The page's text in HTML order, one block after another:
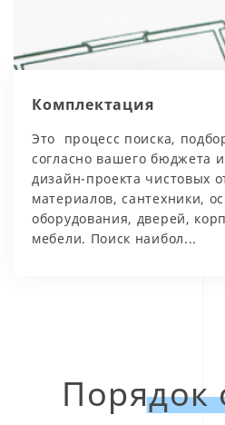
Комплектация
Это процесс поиска,
согласно вашего бюджета
дизайн-проекта чистовых
материалов, сантехники,
оборудования, дверей,
мебели. Поиск наибол...
Порядок